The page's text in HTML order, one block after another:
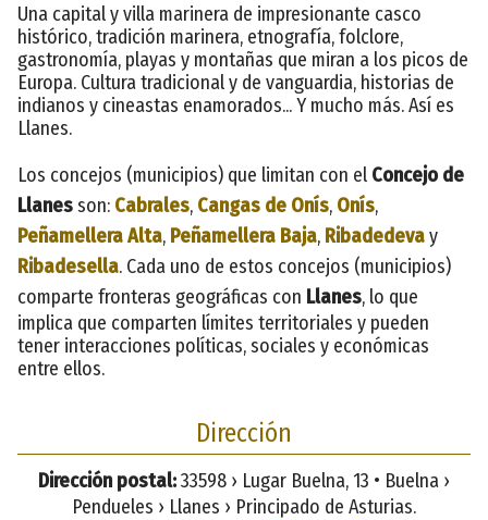
Una capital y villa marinera de impresionante casco
histórico, tradición marinera, etnografía, folclore,
gastronomía, playas y montañas que miran a los picos de
Europa. Cultura tradicional y de vanguardia, historias de
indianos y cineastas enamorados... Y mucho más. Así es
Llanes.
Los concejos (municipios) que limitan con el Concejo de
Llanesson: Cabrales, Cangas de Onís, Onís,
Peñamellera Alta, Peñamellera Baja, Ribadedevay
Ribadesella. Cada uno de estos concejos (municipios)
comparte fronteras geográficas con Llanes, lo que
implica que comparten límites territoriales y pueden
tener interacciones políticas, sociales y económicas
entre ellos.
Dirección
Dirección postal:33598 › Lugar Buelna, 13 • Buelna ›
Pendueles › Llanes › Principado de Asturias.